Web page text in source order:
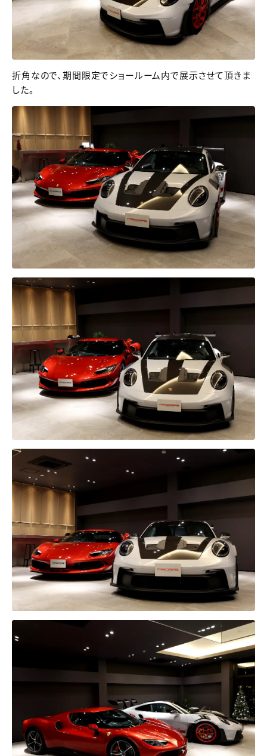
折角なので、期間限定でショールーム内で展示させて頂きま
した。